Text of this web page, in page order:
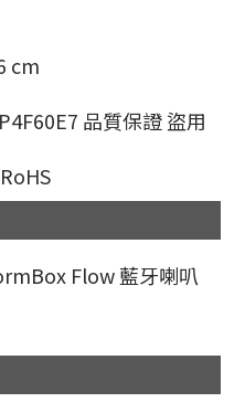
cm
品質保證 盜用
Flow 藍牙喇叭